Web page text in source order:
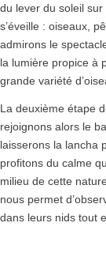
du lever du soleil
s’éveille : oiseaux,
admirons le
la lumière propice à
grande variété
La deuxième étape
rejoignons alors le
laisserons la lancha
profitons du calme
milieu de cette
nous permet
dans leurs nids tout